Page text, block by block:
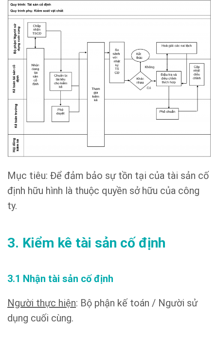
Mục tiêu: Để đảm bảo sự tồn tại của tài sản cố
định hữu hình là thuộc quyền sở hữu của công
ty.
3. Kiểm kê tài sản cố định
3.1 Nhận tài sản cố định
Người thực hiện: Bộ phận kế toán / Người sử
dụng cuối cùng.